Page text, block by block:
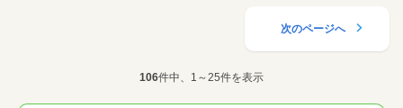
次のページへ
106件中、1～25件を表示